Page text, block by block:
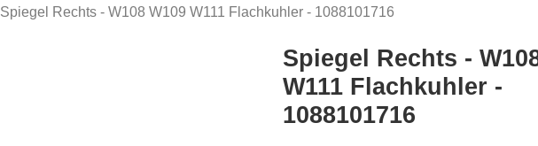
Spiegel Rechts - W108 W109 W111 Flachkuhler - 1088101716
Spiegel Rechts -
W111 Flachkuhler -
1088101716